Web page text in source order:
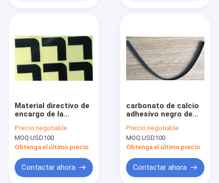
Material directivo de
encargo de la
ROHS del acetato de
Polyethyl
Precio:negotiable
MOQ:USD100
Obtenga el último precio
Contactar ahora
carbonato de calcio
adhesivo negro de
Double Sided Tape
Precio:negotiable
MOQ:USD100
Obtenga el último precio
Contactar ahora